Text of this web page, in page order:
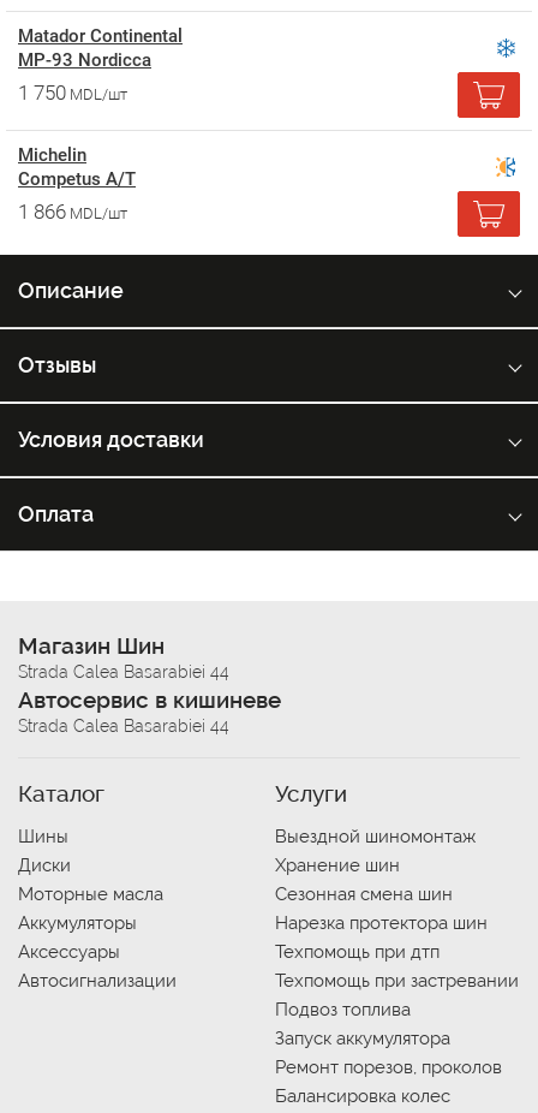
Matador Continental
MP-93 Nordicca
1 750 MDL/шт
Michelin
Competus A/T
1 866 MDL/шт
Описание
Отзывы
Условия доставки
Оплата
Магазин Шин
Strada Calea Basarabiei 44
Автосервис в кишиневе
Strada Calea Basarabiei 44
Каталог
Шины
Диски
Моторные масла
Аккумуляторы
Аксессуары
Автосигнализации
Услуги
Выездной шиномонтаж
Хранение шин
Сезонная смена шин
Нарезка протектора шин
Техпомощь при дтп
Техпомощь при застревании
Подвоз топлива
Запуск аккумулятора
Ремонт порезов, проколов
Балансировка колес